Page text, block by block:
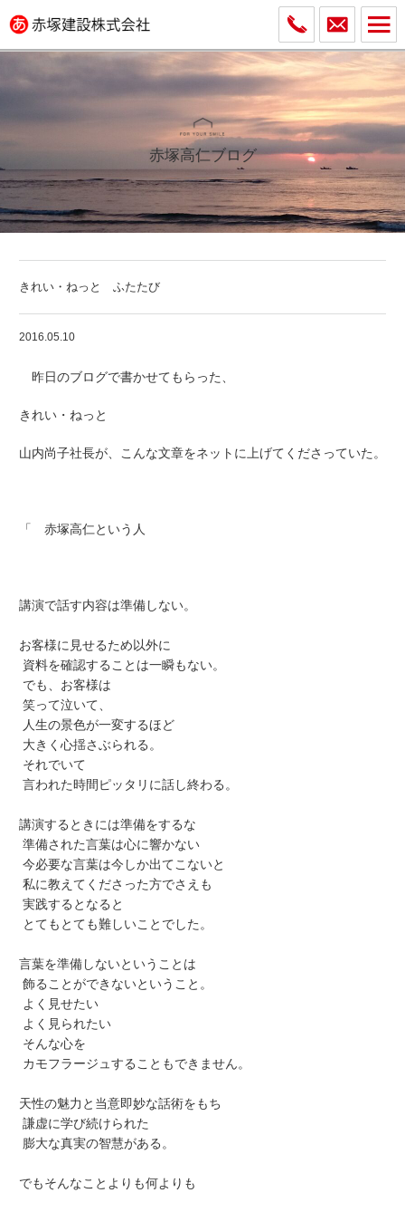
赤塚高仁ブログ
きれい・ねっと ふたたび
2016.05.10
昨日のブログで書かせてもらった、
きれい・ねっと
山内尚子社長が、こんな文章をネットに上げてくださっていた。
「 赤塚高仁という人
講演で話す内容は準備しない。
お客様に見せるため以外に
資料を確認することは一瞬もない。
でも、お客様は
笑って泣いて、
人生の景色が一変するほど
大きく心揺さぶられる。
それでいて
言われた時間ピッタリに話し終わる。
講演するときには準備をするな
準備された言葉は心に響かない
今必要な言葉は今しか出てこないと
私に教えてくださった方でさえも
実践するとなると
とてもとても難しいことでした。
言葉を準備しないということは
飾ることができないということ。
よく見せたい
よく見られたい
そんな心を
カモフラージュすることもできません。
天性の魅力と当意即妙な話術をもち
謙虚に学び続けられた
膨大な真実の智慧がある。
でもそんなことよりも何よりも